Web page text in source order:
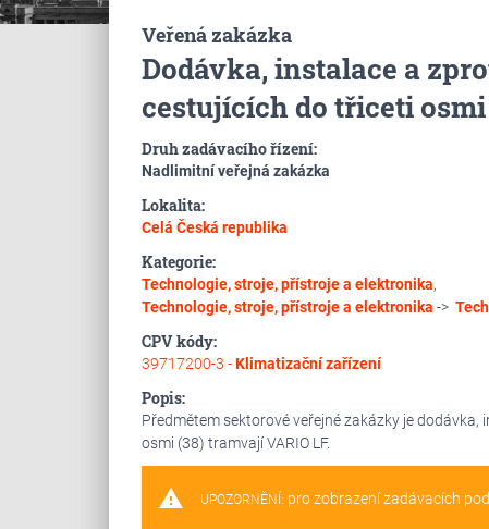
Veřená zakázka
Dodávka, instalace a
cestujících do třiceti
Druh zadávacího řízení:
Nadlimitní veřejná zakázka
Lokalita:
Celá Česká republika
Kategorie:
Technologie, stroje, přístroje a elektronika,
Technologie, stroje, přístroje a elektronika ->
CPV kódy:
39717200-3 -Klimatizační zařízení
Popis:
Předmětem sektorové veřejné zakázky je
osmi (38) tramvají VARIO LF.
warning UPOZORNĚNÍ: pro zobrazení zadávacích